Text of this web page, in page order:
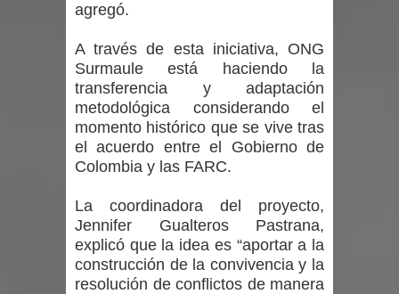
con nuevas pantallas interactivas del
Colegio El Boldo
Municipalidad de Curicó inició
proceso de vacunación escolar
Se activa Código Azul en Talca ante
las bajas temperaturas
GORE Maule figura tercero a nivel
agregó.
A través de esta iniciativa, ONG
Surmaule está haciendo la
transferencia y adaptación
metodológica considerando el
momento histórico que se vive tras
el acuerdo entre el Gobierno de
Colombia y las FARC.
La coordinadora del proyecto,
Jennifer Gualteros Pastrana,
explicó que la idea es “aportar a la
construcción de la convivencia y la
resolución de conflictos de manera